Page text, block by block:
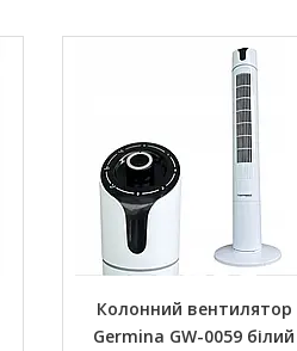
Колонний вентилятор
Germina GW-0059 білий